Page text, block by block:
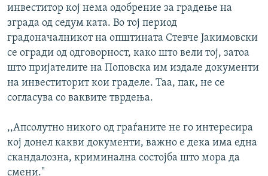
инвеститор кој нема одобрение за градење на
зграда од седум ката. Во тој период
градоначалникот на општината Стевче Јакимовски
се огради од одговорност, како што вели тој, затоа
што пријателите на Поповска им издале документи
на инвеститорит кои граделе. Таа, пак, не се
согласува со ваквите тврдења.
,,Апсолутно никого од граѓаните не го интересира
кој донел какви документи, важно е дека има една
скандалозна, криминална состојба што мора да
смени."